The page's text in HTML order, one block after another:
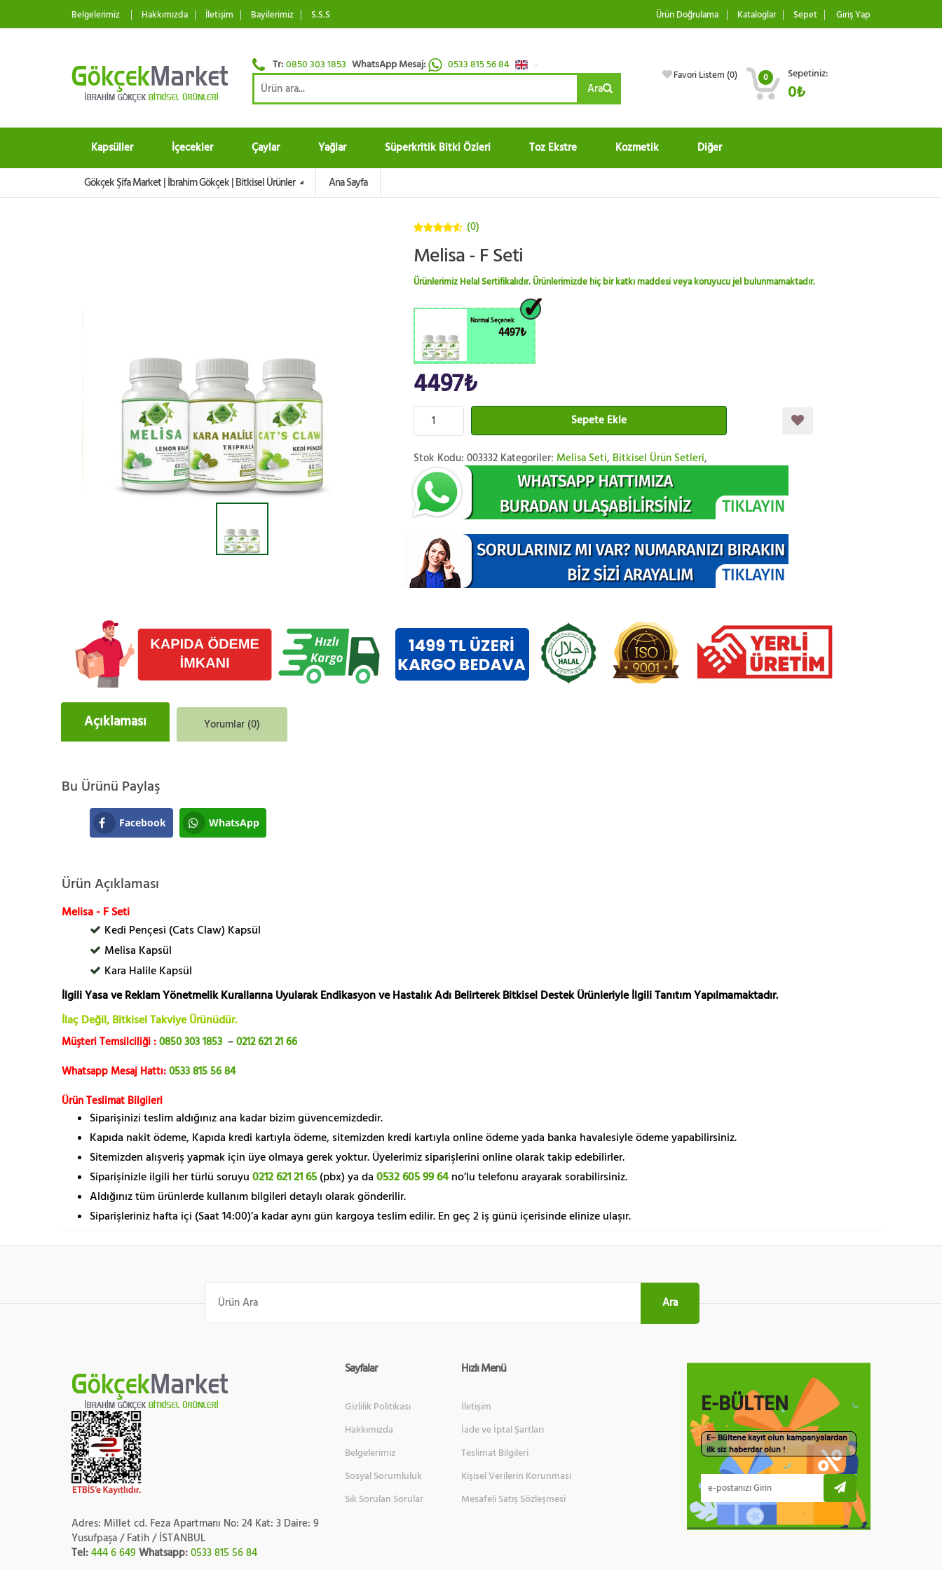
Belgelerimiz Hakkımızda İletişim Bayilerimiz S.S.S Ürün Doğrulama Kataloglar Sepet Giriş Yap
Tr:0850 303 1853 WhatsApp Mesaj: 0533 815 56 84
Ara
Favori Listem (0) 0 Sepetiniz:
0₺
Kapsüller İçecekler Çaylar Yağlar Süperkritik Bitki Özleri Toz Ekstre Kozmetik Diğer
Gökçek Şifa Market | İbrahim Gökçek | Bitkisel Ürünler Ana Sayfa
üzerinden
(0)
Melisa - F Seti
Ürünlerimiz Helal Sertifikalıdır. Ürünlerimizde hiç bir katkı maddesi veya koruyucu jel bulunmamaktadır.
Normal Seçenek
4497₺
4497₺
Sepete Ekle
Stok Kodu: 003332 Kategoriler: Melisa Seti, Bitkisel Ürün Setleri,
Açıklaması Yorumlar (0)
Bu Ürünü Paylaş
Facebook WhatsApp
Ürün Açıklaması
Melisa - F Seti
Kedi Pençesi (Cats Claw) Kapsül
Melisa Kapsül
Kara Halile Kapsül
İlgili Yasa ve Reklam Yönetmelik Kurallarına Uyularak Endikasyon ve Hastalık Adı Belirterek Bitkisel Destek Ürünleriyle İlgili Tanıtım Yapılmamaktadır.
İlaç Değil, Bitkisel Takviye Ürünüdür.
Müşteri Temsilciliği :0850 303 1853 –0212 621 21 66
Whatsapp Mesaj Hattı:0533 815 56 84
Ürün Teslimat Bilgileri
Siparişinizi teslim aldığınız ana kadar bizim güvencemizdedir.
Kapıda nakit ödeme, Kapıda kredi kartıyla ödeme, sitemizden kredi kartıyla online ödeme yada banka havalesiyle ödeme yapabilirsiniz.
Sitemizden alışveriş yapmak için üye olmaya gerek yoktur. Üyelerimiz siparişlerini online olarak takip edebilirler.
Siparişinizle ilgili her türlü soruyu 0212 621 21 65 (pbx) ya da 0532 605 99 64 no’lu telefonu arayarak sorabilirsiniz.
Aldığınız tüm ürünlerde kullanım bilgileri detaylı olarak gönderilir.
Siparişleriniz hafta içi (Saat 14:00)’a kadar aynı gün kargoya teslim edilir. En geç 2 iş günü içerisinde elinize ulaşır.
Ara:
Ara
Adres: Millet cd. Feza Apartmanı No: 24 Kat: 3 Daire: 9
Yusufpaşa / Fatih / İSTANBUL
Tel:444 6 649 Whatsapp:0533 815 56 84
Sayfalar
Gizlilik Politikası
Hakkımızda
Belgelerimiz
Sosyal Sorumluluk
Sık Sorulan Sorular
Hızlı Menü
İletişim
İade ve İptal Şartları
Teslimat Bilgileri
Kişisel Verilerin Korunması
Mesafeli Satış Sözleşmesi
E-BÜLTEN
E– Bültene kayıt olun kampanyalardan
ilk siz haberdar olun !